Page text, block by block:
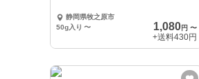
静岡県牧之原市
50g入り 〜 1,080円 〜
+送料430円